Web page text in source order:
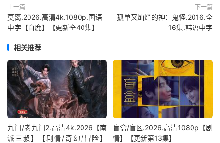
上一篇
莫离.2026.高清4k.1080p.国语
中字【白鹿】【更新全40集】
下一篇
孤单又灿烂的神：鬼怪.2016.全
16集.韩语中字
相关推荐
九门/老九门2.高清4k.2026【南
派三叔】【剧情/奇幻/冒险】
盲盒/盲区.2026.高清1080p【剧
情】【更新第13集】